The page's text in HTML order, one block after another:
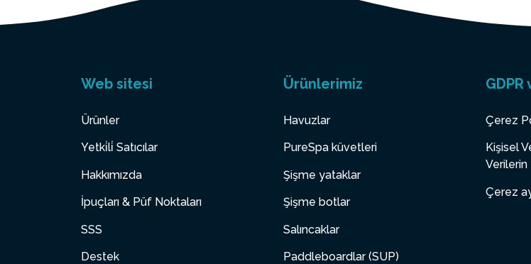
Web sitesi
Ürünler
Yetki̇li̇ Satıcılar
Hakkımızda
İpuçları & Püf Noktaları
SSS
Destek
Ürünlerimiz
Havuzlar
PureSpa küvetleri
Şişme yataklar
Şişme botlar
Salıncaklar
Paddleboardlar (SUP)
Çerez
Kişisel
Verilerin
Çerez